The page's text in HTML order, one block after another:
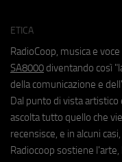
ETICA
RadioCoop, musica e
SA8000 diventando così
della comunicazione e
Dal punto di vista
ascolta tutto quello che
recensisce, e in alcuni
Radiocoop sostiene